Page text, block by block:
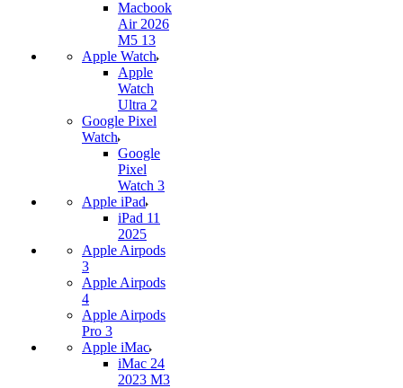
Macbook
Air 2026
M5 13
Apple Watch
Apple
Watch
Ultra 2
Google Pixel
Watch
Google
Pixel
Watch 3
Apple iPad
iPad 11
2025
Apple Airpods
3
Apple Airpods
4
Apple Airpods
Pro 3
Apple iMac
iMac 24
2023 M3